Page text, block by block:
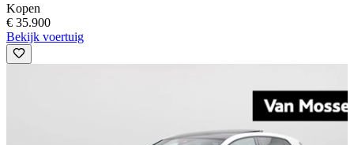
Kopen
€ 35.900
Bekijk voertuig